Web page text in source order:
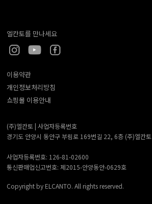
엘칸토를 만나세요
이용약관
개인정보처리방침
쇼핑몰 이용안내
(주)엘칸토 | 사업자등록번호
경기도 안양시 동안구 부림로 169번길 22, 6층 (주)엘칸토
사업자등록번호: 126-81-02600
통신판매업신고번호: 제2015-안양동안-0629호
Copyright by ELCANTO. All rights reserved.